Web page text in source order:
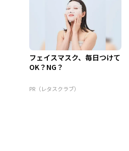
フェイスマスク、毎日つけて
OK？NG？
PR（レタスクラブ）